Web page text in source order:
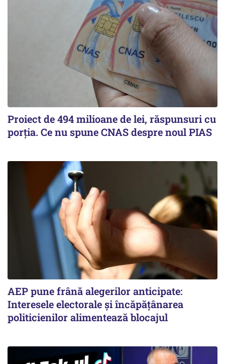
Proiect de 494 milioane de lei, răspunsuri cu
porția. Ce nu spune CNAS despre noul PIAS
AEP pune frână alegerilor anticipate:
Interesele electorale și încăpățânarea
politicienilor alimentează blocajul